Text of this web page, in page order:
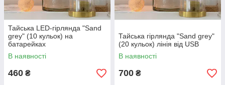
Тайська LED-гірлянда "Sand
grey" (10 кульок) на
батарейках
В наявності
460 ₴
Тайська гірлянда "Sand grey"
(20 кульок) лінія від USB
В наявності
700 ₴